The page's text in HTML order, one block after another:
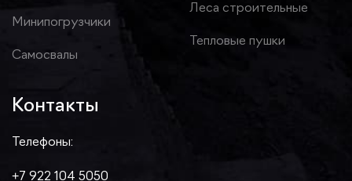
Минипогрузчики
Самосвалы
Леса строительные
Тепловые пушки
Контакты
Телефоны:
+7 922 104 5050